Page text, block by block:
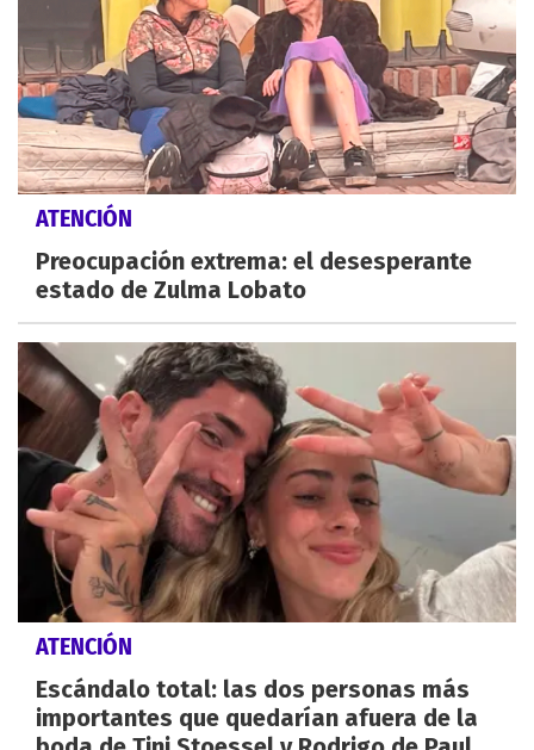
ATENCIÓN
Preocupación extrema: el desesperante
estado de Zulma Lobato
ATENCIÓN
Escándalo total: las dos personas más
importantes que quedarían afuera de la